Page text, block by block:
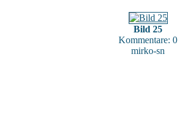
Bild 25
Kommentare: 0
mirko-sn